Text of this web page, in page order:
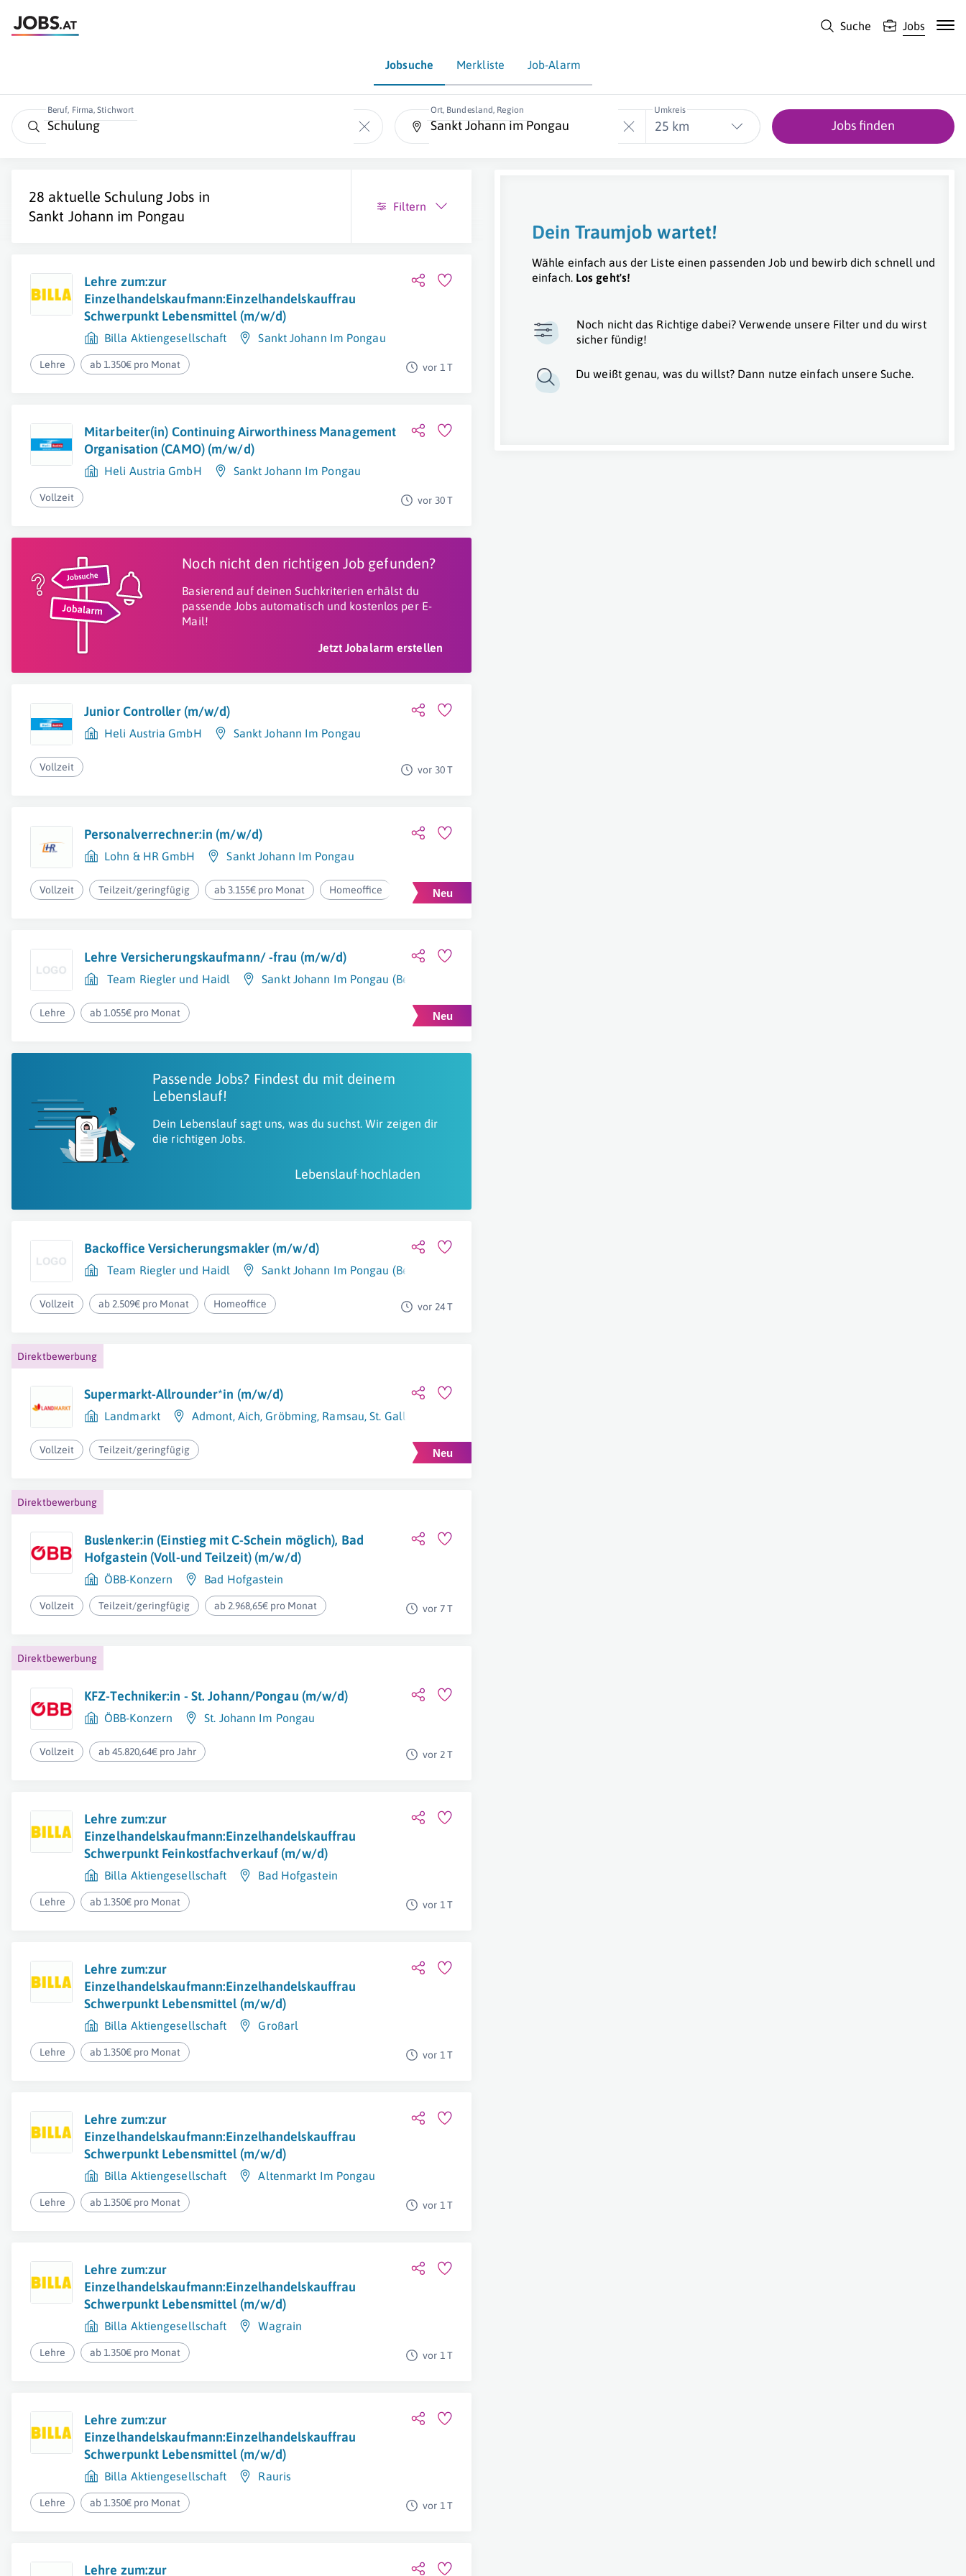
Suche Jobs
Jobsuche Merkliste Job-Alarm
Beruf, Firma, Stichwort Ort, Bundesland, Region Umkreis
25 km Jobs finden
28 aktuelleSchulung Jobs in
Sankt Johann im Pongau
Filtern
Lehre zum:zur
Einzelhandelskaufmann:Einzelhandelskauffrau
Schwerpunkt Lebensmittel (m/w/d)
Billa Aktiengesellschaft Sankt Johann Im Pongau
Lehre ab 1.350€ pro Monat vor 1 T
Mitarbeiter(in) Continuing Airworthiness Management
Organisation (CAMO) (m/w/d)
Heli Austria GmbH Sankt Johann Im Pongau
Vollzeit vor 30 T
Noch nicht den richtigen Job gefunden?
Basierend auf deinen Suchkriterien erhälst du
passende Jobs automatisch und kostenlos per E-
Mail!
Jetzt Jobalarm erstellen
Junior Controller (m/w/d)
Heli Austria GmbH Sankt Johann Im Pongau
Vollzeit vor 30 T
Personalverrechner:in (m/w/d)
Lohn & HR GmbH Sankt Johann Im Pongau
Vollzeit Teilzeit/geringfügig ab 3.155€ pro Monat Homeoffice
Lehre Versicherungskaufmann/ -frau (m/w/d)
Team Riegler und Haidl Sankt Johann Im Pongau (Bezirk)
Lehre ab 1.055€ pro Monat
Passende Jobs? Findest du mit deinem
Lebenslauf!
Dein Lebenslauf sagt uns, was du suchst. Wir zeigen dir
die richtigen Jobs.
Lebenslauf hochladen
Backoffice Versicherungsmakler (m/w/d)
Team Riegler und Haidl Sankt Johann Im Pongau (Bezirk)
Vollzeit ab 2.509€ pro Monat Homeoffice vor 24 T
Direktbewerbung
Supermarkt-Allrounder*in (m/w/d)
Landmarkt Admont, Aich, Gröbming, Ramsau,St. Gallen (Steiermark)
Vollzeit Teilzeit/geringfügig
Direktbewerbung
Buslenker:in (Einstieg mit C-Schein möglich), Bad
Hofgastein (Voll-und Teilzeit) (m/w/d)
ÖBB-Konzern Bad Hofgastein
Vollzeit Teilzeit/geringfügig ab 2.968,65€ pro Monat vor 7 T
Direktbewerbung
KFZ-Techniker:in - St. Johann/Pongau (m/w/d)
ÖBB-Konzern St. Johann Im Pongau
Vollzeit ab 45.820,64€ pro Jahr vor 2 T
Lehre zum:zur
Einzelhandelskaufmann:Einzelhandelskauffrau
Schwerpunkt Feinkostfachverkauf (m/w/d)
Billa Aktiengesellschaft Bad Hofgastein
Lehre ab 1.350€ pro Monat vor 1 T
Lehre zum:zur
Einzelhandelskaufmann:Einzelhandelskauffrau
Schwerpunkt Lebensmittel (m/w/d)
Billa Aktiengesellschaft Großarl
Lehre ab 1.350€ pro Monat vor 1 T
Lehre zum:zur
Einzelhandelskaufmann:Einzelhandelskauffrau
Schwerpunkt Lebensmittel (m/w/d)
Billa Aktiengesellschaft Altenmarkt Im Pongau
Lehre ab 1.350€ pro Monat vor 1 T
Lehre zum:zur
Einzelhandelskaufmann:Einzelhandelskauffrau
Schwerpunkt Lebensmittel (m/w/d)
Billa Aktiengesellschaft Wagrain
Lehre ab 1.350€ pro Monat vor 1 T
Lehre zum:zur
Einzelhandelskaufmann:Einzelhandelskauffrau
Schwerpunkt Lebensmittel (m/w/d)
Billa Aktiengesellschaft Rauris
Lehre ab 1.350€ pro Monat vor 1 T
Lehre zum:zur
Dein Traumjob wartet!
Wähle einfach aus der Liste einen passenden Job und bewirb dich schnell und
einfach. Los geht's!
Noch nicht das Richtige dabei? Verwende unsere Filter und du wirst
sicher fündig!
Du weißt genau, was du willst? Dann nutze einfach unsere Suche.